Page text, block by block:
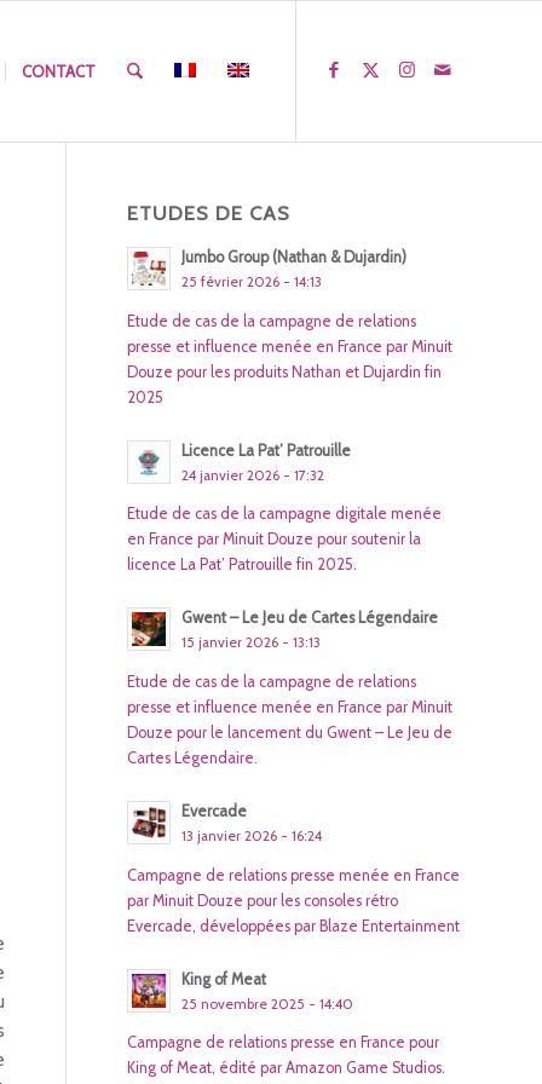
CONTACT
ETUDES DE CAS
Jumbo Group (Nathan & Dujardin)
25 février 2026 - 14:13
Etude de cas de la campagne de relations
presse et influence menée en France par Minuit
Douze pour les produits Nathan et Dujardin fin
2025
Licence La Pat’ Patrouille
24 janvier 2026 - 17:32
Etude de cas de la campagne digitale menée
en France par Minuit Douze pour soutenir la
licence La Pat’ Patrouille fin 2025.
Gwent – Le Jeu de Cartes Légendaire
15 janvier 2026 - 13:13
Etude de cas de la campagne de relations
presse et influence menée en France par Minuit
Douze pour le lancement du Gwent – Le Jeu de
Cartes Légendaire.
Evercade
13 janvier 2026 - 16:24
Campagne de relations presse menée en France
par Minuit Douze pour les consoles rétro
Evercade, développées par Blaze Entertainment
King of Meat
25 novembre 2025 - 14:40
Campagne de relations presse en France pour
King of Meat, édité par Amazon Game Studios.